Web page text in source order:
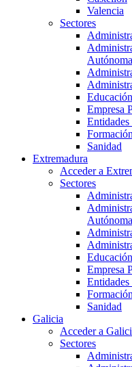
Valencia
Sectores
Educación
Empresa
Entidades
Formación
Sanidad
Extremadura
Acceder a
Sectores
Educación
Empresa
Entidades
Formación
Sanidad
Galicia
Acceder a
Sectores